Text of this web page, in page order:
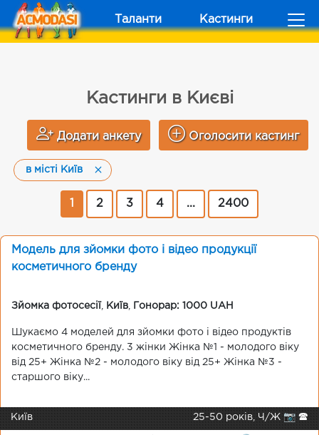
Таланти Кастинги
Кастинги в Києві
Додати анкету Оголосити кастинг
в місті Київ
2 3 4 ... 2400
Модель для зйомки фото і відео продукції
косметичного бренду
Зйомка фотосесії Київ Гонорар: 1000 UAH
Шукаємо 4 моделей для зйомки фото і відео продуктів
косметичного бренду. 3 жінки Жінка №1 - молодого віку
від 25+ Жінка №2 - молодого віку від 25+ Жінка №3 -
старшого віку...
Київ 25-50 років, Ч/Ж 📷 🕿